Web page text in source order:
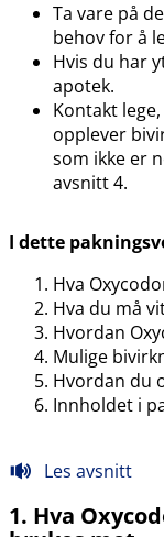
Ta vare på
behov for å
Hvis du har
apotek.
Kontakt
opplever
som ikke er
avsnitt 4.
I dette
Hva
Hva du må
Hvordan
Mulige
Hvordan du
Innholdet i
Les avsnitt
1. Hva